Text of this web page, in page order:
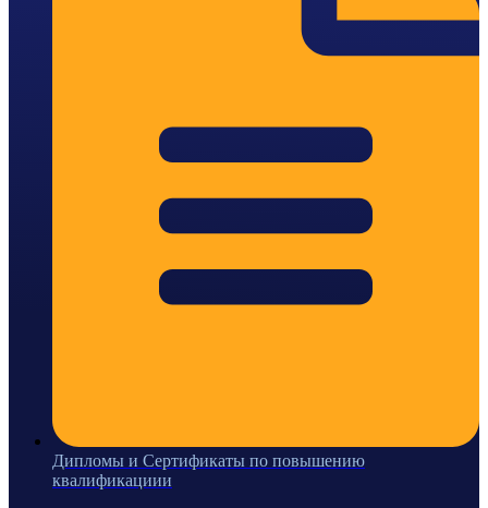
Дипломы и Сертификаты по повышению
квалификациии